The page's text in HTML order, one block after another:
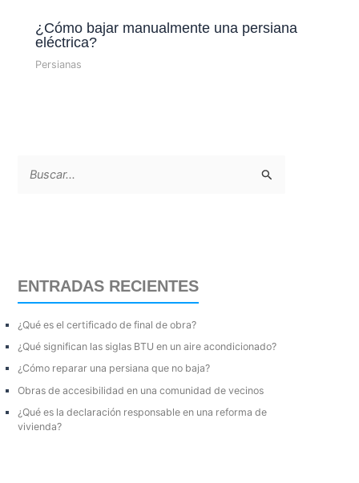
¿Cómo bajar manualmente una persiana
eléctrica?
Persianas
r
o
r
:
ENTRADAS RECIENTES
¿Qué es el certificado de final de obra?
¿Qué significan las siglas BTU en un aire acondicionado?
¿Cómo reparar una persiana que no baja?
Obras de accesibilidad en una comunidad de vecinos
¿Qué es la declaración responsable en una reforma de
vivienda?